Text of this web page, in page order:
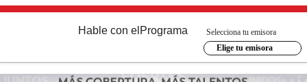
Hable con el Programa
Selecciona tu emisora
Elige tu emisora